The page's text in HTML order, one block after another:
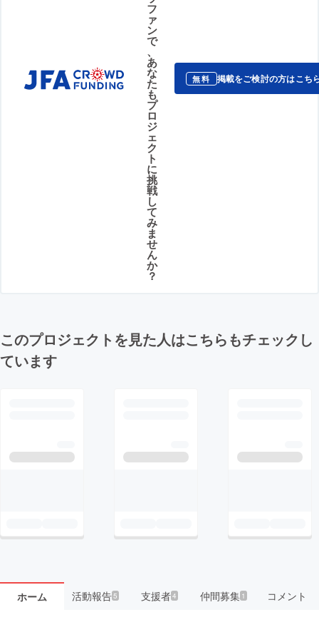
フ
ァ
ン
で
、
あ
な
た
も
プ
ロ
ジ
ェ
ク
ト
に
挑
戦
し
て
み
ま
せ
ん
か
？
無料 掲載をご検討の方はこち
このプロジェクトを見た人はこちらもチェックし
ています
ホーム 活動報告5 支援者4 仲間募集 1 コメント